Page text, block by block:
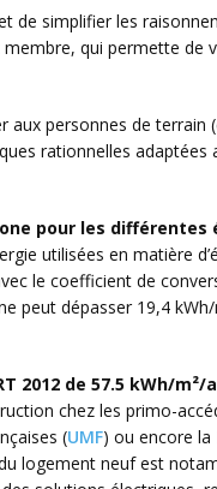
de simplifier les
qui permette de
aux personnes de terrain
rationnelles adaptées
pour les différentes
utilisées en matière
le coefficient de
peut dépasser 19,4
2012 de 57.5 kWh/m²/
chez les primo-
(UMF) ou encore la
logement neuf est